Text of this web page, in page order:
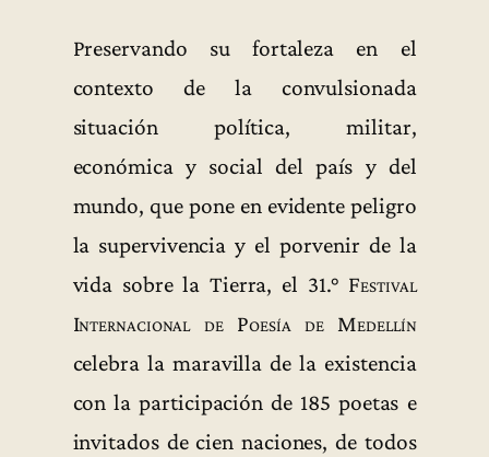
Preservando su fortaleza en el
contexto de la convulsionada
situación política, militar,
económica y social del país y del
mundo, que pone en evidente peligro
la supervivencia y el porvenir de la
vida sobre la Tierra, el 31.° Festival
Internacional de Poesía de Medellín
celebra la maravilla de la existencia
con la participación de 185 poetas e
invitados de cien naciones, de todos